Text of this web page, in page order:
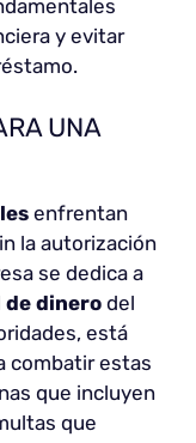
y evitar
UNA
enfrentan
la autorización
se dedica a
dinero del
está
combatir estas
que incluyen
que